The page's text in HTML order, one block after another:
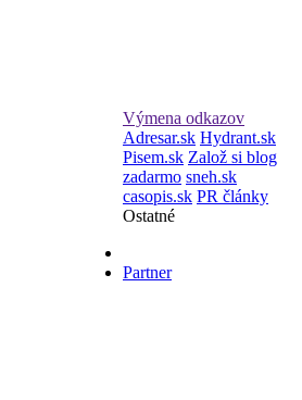
Výmena odkazov
Adresar.sk Hydrant.sk
Pisem.sk Založ si blog
zadarmo sneh.sk
casopis.sk PR články
Ostatné
Partner